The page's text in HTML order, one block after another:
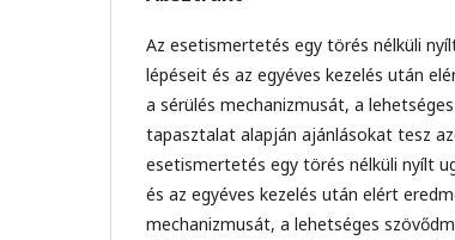
Az esetismertetés egy törés nélküli
lépéseit és az egyéves kezelés után
a sérülés mechanizmusát, a
tapasztalat alapján ajánlásokat tesz
esetismertetés egy törés nélküli nyílt
és az egyéves kezelés után elért
mechanizmusát, a lehetséges